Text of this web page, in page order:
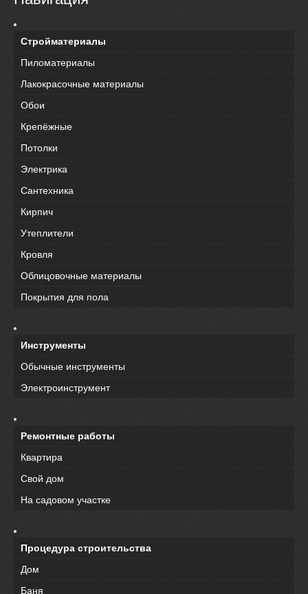
Стройматериалы
Пиломатериалы
Лакокрасочные материалы
Обои
Крепёжные
Потолки
Электрика
Сантехника
Кирпич
Утеплители
Кровля
Облицовочные материалы
Покрытия для пола
Инструменты
Обычные инструменты
Электроинструмент
Ремонтные работы
Квартира
Свой дом
На садовом участке
Процедура строительства
Дом
Баня